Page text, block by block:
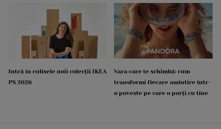
Intră în culisele noii colecții IKEA
PS 2026
Vara care te schimbă: cum
transformi fiecare amintire într-
o poveste pe care o porți cu tine